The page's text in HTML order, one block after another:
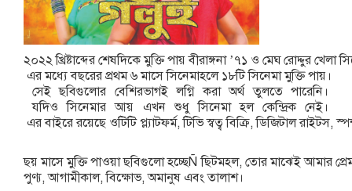
২০২২ খ্রিষ্টাব্দেরশেষদিকেমুক্তিপায়বীরাঙ্গনা’৭১ ও মেঘরোদ্দুরখেলা
এরমধ্যেবছরেরপ্রথম৬মাসেসিনেমাহলে ১৮টিসিনেমামুক্তিপায়।
সেই ছবিগুলোর বেশিরভাগই লগ্নি করা অর্থ তুলতে পারেনি।
যদিও সিনেমার আয় এখন শুধু সিনেমা হল কেন্দ্রিক নেই।
এরবাইরেরয়েছে ওটিটিপ্ল্যাটফর্ম,টিভিস্বত্ববিক্রি,ডিজিটালরাইটস,
ছয়মাসেমুক্তিপাওয়াছবিগুলোহচ্ছেÑছিটমহল, তোরমাঝেইআমার
পুণ্য,আগামীকাল,বিক্ষোভ,অমানুষ এবং তালাশ।